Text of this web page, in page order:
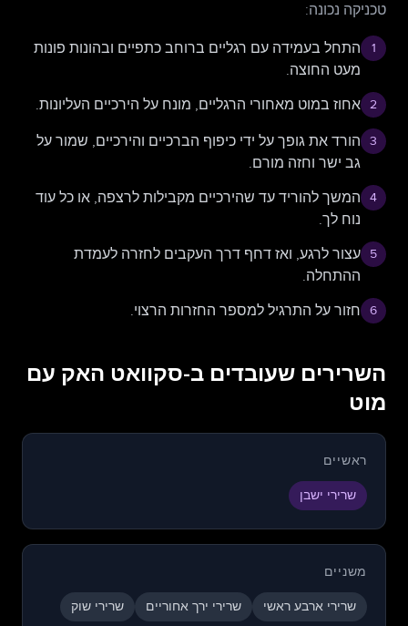
טכניקה נכונה:
1
התחל בעמידה עם רגליים ברוחב כתפיים ובהונות פונות
מעט החוצה.
2 אחוז במוט מאחורי הרגליים, מונח על הירכיים העליונות.
3
הורד את גופך על ידי כיפוף הברכיים והירכיים, שמור על
גב ישר וחזה מורם.
4
המשך להוריד עד שהירכיים מקבילות לרצפה, או כל עוד
נוח לך.
5
עצור לרגע, ואז דחף דרך העקבים לחזרה לעמדת
ההתחלה.
6 חזור על התרגיל למספר החזרות הרצוי.
השרירים שעובדים ב-סקוואט האק עם
מוט
ראשיים
שרירי ישבן
משניים
שרירי ארבע ראשי שרירי ירך אחוריים שרירי שוק